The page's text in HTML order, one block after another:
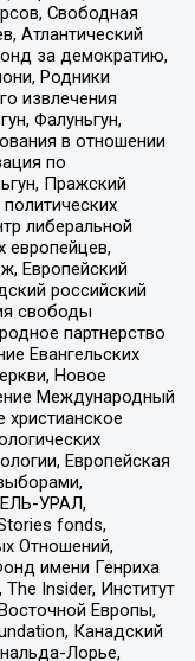
Свободная
Атлантический
за демократию,
Родники
извлечения
Фалуньгун,
в отношении
по
Пражский
либеральной
европейцев,
Европейский
российский
свободы
партнерство
Евангельских
Новое
Международный
Европейская
УРАЛ,
fonds,
Отношений,
имени Генриха
Insider, Институт
Европы,
Канадский
Лорье,